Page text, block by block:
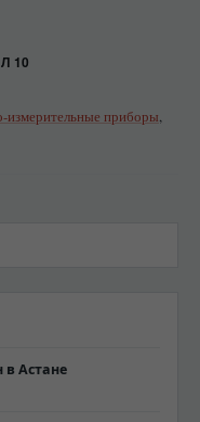
10
измерительные приборы,
Астане